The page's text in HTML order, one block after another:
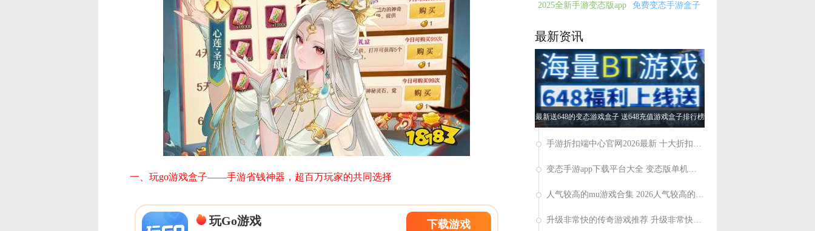
一、玩go游戏盒子——手游省钱神器，超百万玩家的共同选择
玩Go游戏 下载游戏
2025全新手游变态版app 免费变态手游盒子
最新资讯
最新送648的变态游戏盒子 送648充值游戏盒子排行榜
手游折扣端中心官网2026最新 十大折扣手游平台app排行
变态手游app下载平台大全 变态版单机游戏盒子有哪些
人气较高的mu游戏合集 2026人气较高的mu游戏推荐
升级非常快的传奇游戏推荐 升级非常快的传奇游戏大全